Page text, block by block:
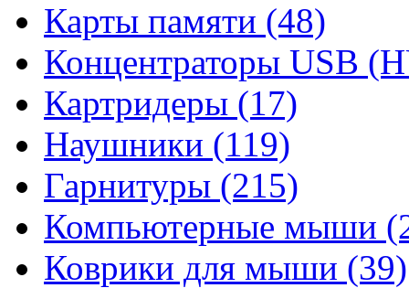
Карты памяти (48)
Концентраторы USB
Картридеры (17)
Наушники (119)
Гарнитуры (215)
Компьютерные мыши
Коврики для мыши (39)